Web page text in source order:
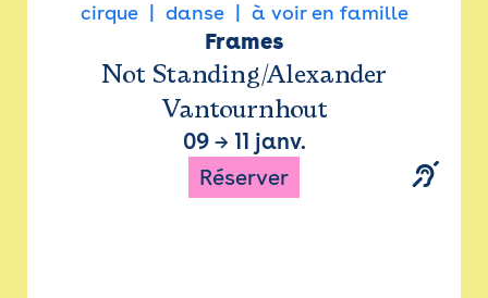
cirque danse à voir en famille
Frames
Not Standing/Alexander
Vantournhout
09→ 11 janv.
Réserver